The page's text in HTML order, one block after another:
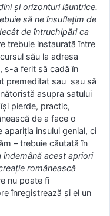
și orizonturi lăuntrice.
să ne însuflețim de
de întruchipări ca
trebuie instaurată între
său la adresa
, s-a ferit să cadă în
premeditat sau sau să
asupra satului
pierde, practic,
de a face o
insului genial, ci
– trebuie căutată în
îndemână acest apriori
românească
nu poate fi
înregistrează și el un